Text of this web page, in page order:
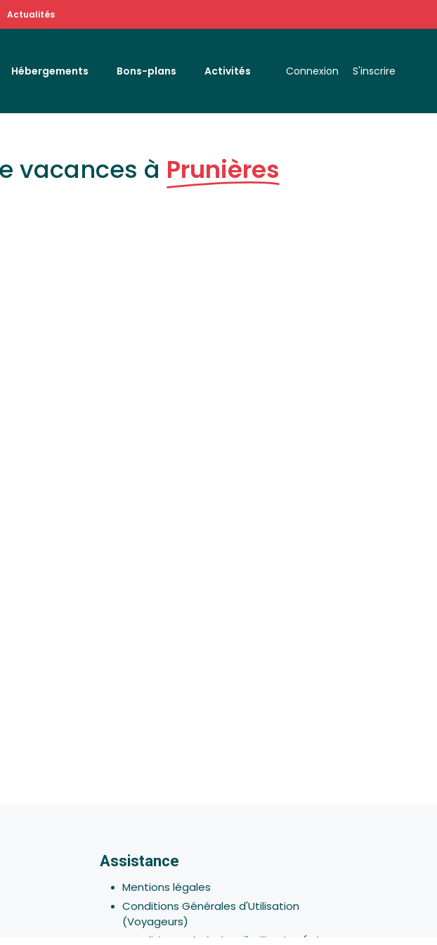
Actualités
Hébergements Bons-plans Activités Connexion S'inscrire
vacances à Prunières
Assistance
Mentions légales
Conditions Générales d'Utilisation
(Voyageurs)
Conditions Générales d'Utilisation (Hôtes -